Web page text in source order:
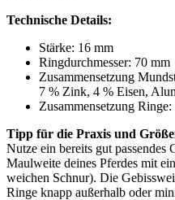
Technische Details:
Stärke: 16 mm
Ringdurchmesser: 70 mm
Zusammensetzung
7 % Zink, 4 % Eisen,
Zusammensetzung Ringe:
Tipp für die Praxis und
Nutze ein bereits gut passendes
Maulweite deines Pferdes mit
weichen Schnur). Die
Ringe knapp außerhalb oder